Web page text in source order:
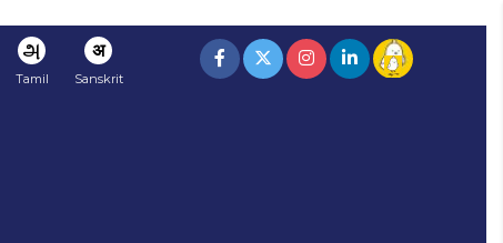
அ
Tamil
अ
Sanskrit